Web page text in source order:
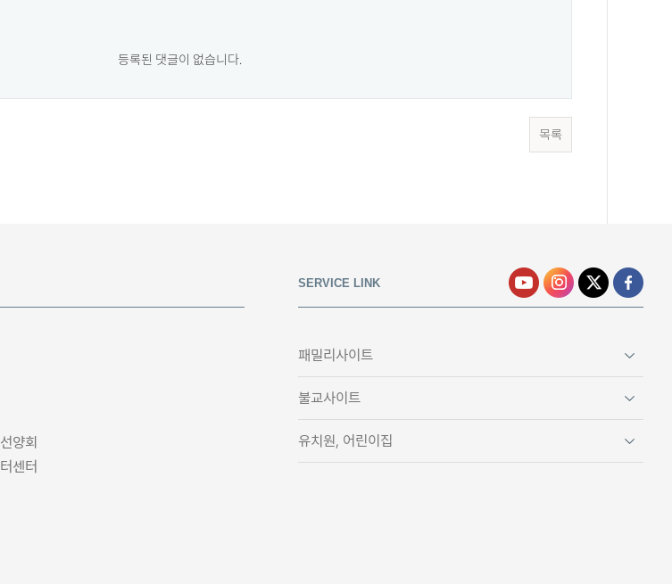
등록된 댓글이 없습니다.
목록
양회
센터
SERVICE LINK
패밀리사이트
불교사이트
유치원, 어린이집